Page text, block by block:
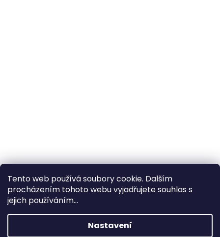
Tento web používá soubory cookie. Dalším
procházením tohoto webu vyjadřujete souhlas s
jejich používáním...
Nastavení
×
Hledáte nejvýhodnější cenu? Získáte jí
pomocíregistrace